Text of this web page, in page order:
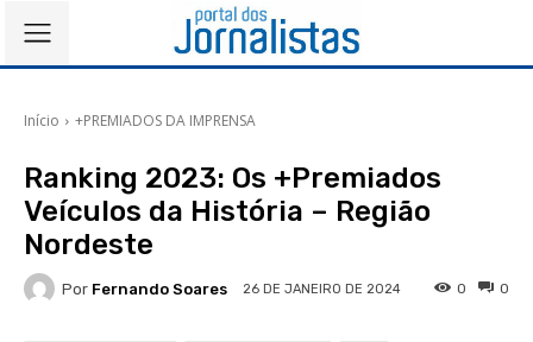
Início +PREMIADOS DA IMPRENSA
Ranking 2023: Os +Premiados
Veículos da História – Região
Nordeste
Por Fernando Soares 26 DE JANEIRO DE 2024 0
0